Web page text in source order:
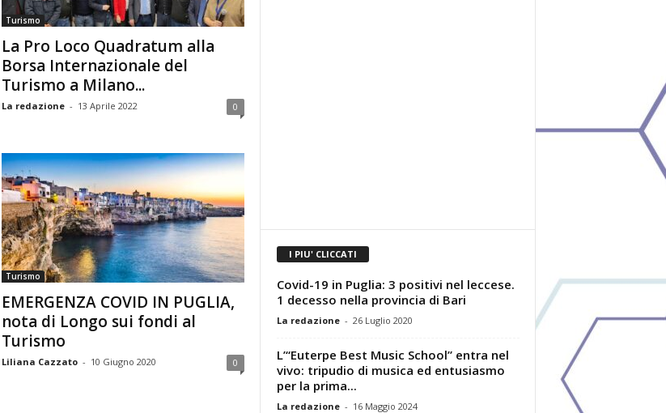
Turismo
La Pro Loco Quadratum alla
Borsa Internazionale del
Turismo a Milano...
La redazione - 13 Aprile 2022 0
Turismo
EMERGENZA COVID IN PUGLIA,
nota di Longo sui fondi al
Turismo
Liliana Cazzato - 10 Giugno 2020 0
I PIU' CLICCATI
Covid-19 in Puglia: 3 positivi nel leccese.
1 decesso nella provincia di Bari
La redazione - 26 Luglio 2020
L’“Euterpe Best Music School” entra nel
vivo: tripudio di musica ed entusiasmo
per la prima...
La redazione - 16 Maggio 2024